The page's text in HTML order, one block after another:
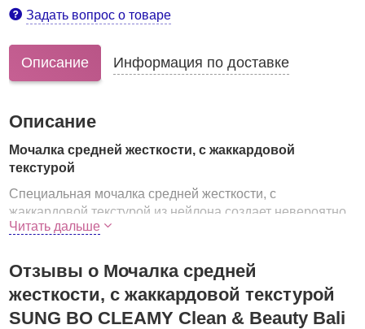
Задать вопрос о товаре
Описание Информация по доставке
Описание
Мочалка средней жесткости, с жаккардовой
текстурой
Специальная мочалка средней жесткости, с
жаккардовой текстурой из нейлона создает невероятно
нежные ощущения и делает принятие ванны или душа
пену, используя небольшое количество геля для душа.
Жесткость: средняя
Материал: нейлон
Читать дальше
Отзывы о Мочалка средней
жесткости, с жаккардовой текстурой
SUNG BO CLEAMY Clean & Beauty Bali